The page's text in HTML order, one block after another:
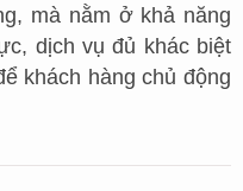
mà nằm ở khả năng
dịch vụ đủ khác biệt
khách hàng chủ động